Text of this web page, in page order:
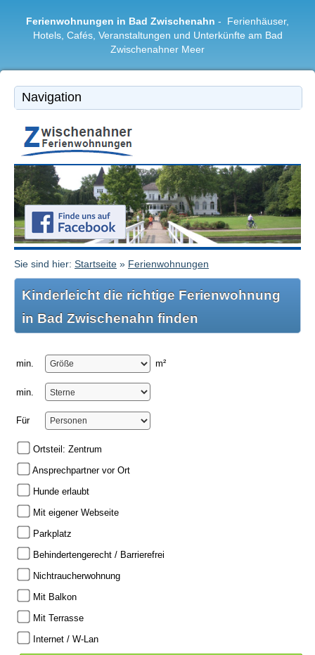
Ferienwohnungen in Bad Zwischenahn - Ferienhäuser,
Hotels, Cafés, Veranstaltungen und Unterkünfte am Bad
Zwischenahner Meer
|
Ferienwohnungen
|
Freizeitangebote
|
Restaurants & Cafés
|
Region
Sie sind hier: Startseite » Ferienwohnungen
Kinderleicht die richtige Ferienwohnung
in Bad Zwischenahn finden
min. m²
min.
Für
Ortsteil: Zentrum
Ansprechpartner vor Ort
Hunde erlaubt
Mit eigener Webseite
Parkplatz
Behindertengerecht / Barrierefrei
Nichtraucherwohnung
Mit Balkon
Mit Terrasse
Internet / W-Lan